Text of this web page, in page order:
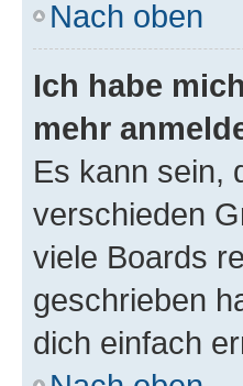
Nach oben
Ich habe
mehr
Es kann sein,
verschieden
viele Boards
geschrieben
dich einfach